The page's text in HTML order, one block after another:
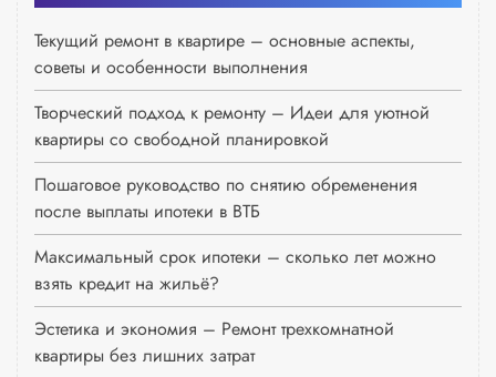
Текущий ремонт в квартире – основные аспекты,
советы и особенности выполнения
Творческий подход к ремонту – Идеи для уютной
квартиры со свободной планировкой
Пошаговое руководство по снятию обременения
после выплаты ипотеки в ВТБ
Максимальный срок ипотеки – сколько лет можно
взять кредит на жильё?
Эстетика и экономия – Ремонт трехкомнатной
квартиры без лишних затрат